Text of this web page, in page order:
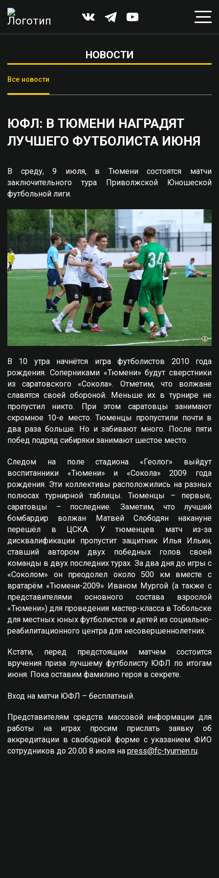
НОВОСТИ
Все новости
ЮФЛ: В ТЮМЕНИ НАГРАДЯТ
ЛУЧШЕГО ФУТБОЛИСТА ИЮНЯ
В среду, 9 июля, в Тюмени состоятся матчи
заключительного тура Приволжской Юношеской
футбольной лиги.
В 10 утра начнётся игра футболистов 2010 года
рождения. Соперниками «Тюмени» будут сверстники
из саратовского «Сокола». Отметим, что волжане
славятся своей обороной. Меньше их в турнире не
пропустил никто. При этом саратовцы занимают
скромное 10-е место. Тюменцы пропустили почти в
два раза больше. Но и забивают много. После пяти
побед подряд сибиряки занимают шестое место.
Следом на поле стадиона «Геолог» выйдут
воспитанники «Тюмени» и «Сокола» 2009 года
рождения. Эти коллективы расположились на разных
полюсах турнирной таблицы. Тюменцы – первые,
саратовцы – последние. Заметим, что лучший
бомбардир волжан Матвей Слободян накануне
перешёл в ЦСКА. У тюменцев матч из-за
дисквалификации пропустит защитник Илья Ильин,
ставший автором двух победных голов своей
команды в двух последних турах. За два дня до игры с
«Соколом» он преодолел около 500 км вместе с
вратарём «Тюмени-2009» Иваном Мургой (а также с
представителями основного состава взрослой
«Тюмени») для проведения мастер-класса в Тобольске
для местных юных футболистов и детей из социально-
реабилитационного центра для несовершеннолетних.
Кстати, перед предстоящим матчем состоится
вручения приза лучшему футболисту ЮФЛ по итогам
июня. Пока оставим фамилию героя в секрете.
Вход на матчи ЮФЛ – бесплатный.
Представителям средств массовой информации для
работы на играх просим прислать заявку об
аккредитации в свободной форме с указанием ФИО
сотрудников до 20.00 8 июля на press@fc-tyumen.ru.